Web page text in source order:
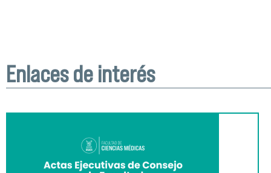
Enlaces de interés